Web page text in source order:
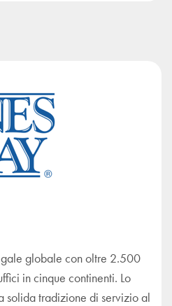
globale con oltre 2.500
in cinque continenti. Lo
solida tradizione di servizio al